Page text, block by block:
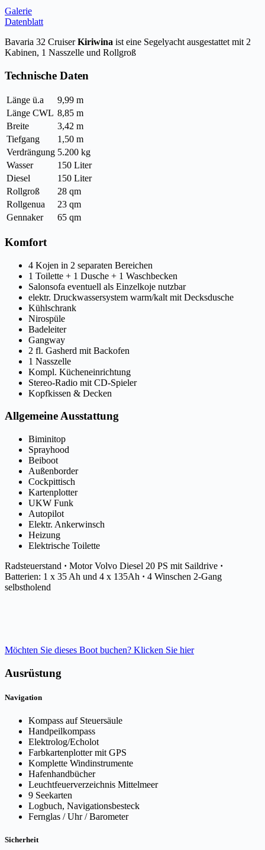
Galerie
Datenblatt
Bavaria 32 CruiserKiriwina ist eine Segelyacht ausgestattet mit 2
Kabinen, 1 Nasszelle und Rollgroß
Technische Daten
Länge ü.a
9,99 m
Länge CWL 8,85 m
Breite
3,42 m
Tiefgang
1,50 m
Verdrängung 5.200 kg
Wasser
150 Liter
Diesel
150 Liter
Rollgroß
28 qm
Rollgenua
23 qm
Gennaker
65 qm
Komfort
4 Kojen in 2 separaten Bereichen
1 Toilette + 1 Dusche + 1 Waschbecken
Salonsofa eventuell als Einzelkoje nutzbar
elektr. Druckwassersystem warm/kalt mit Decksdusche
Kühlschrank
Nirospüle
Badeleiter
Gangway
2 fl. Gasherd mit Backofen
1 Nasszelle
Kompl. Kücheneinrichtung
Stereo-Radio mit CD-Spieler
Kopfkissen & Decken
Allgemeine Ausstattung
Biminitop
Sprayhood
Beiboot
Außenborder
Cockpittisch
Kartenplotter
UKW Funk
Autopilot
Elektr. Ankerwinsch
Heizung
Elektrische Toilette
Radsteuerstand · Motor Volvo Diesel 20 PS mit Saildrive ·
Batterien: 1 x 35 Ah und 4 x 135Ah · 4 Winschen 2-Gang
selbstholend
Möchten Sie dieses Boot buchen? Klicken Sie hier
Ausrüstung
Navigation
Kompass auf Steuersäule
Handpeilkompass
Elektrolog/Echolot
Farbkartenplotter mit GPS
Komplette Windinstrumente
Hafenhandbücher
Leuchtfeuerverzeichnis Mittelmeer
9 Seekarten
Logbuch, Navigationsbesteck
Fernglas / Uhr / Barometer
Sicherheit